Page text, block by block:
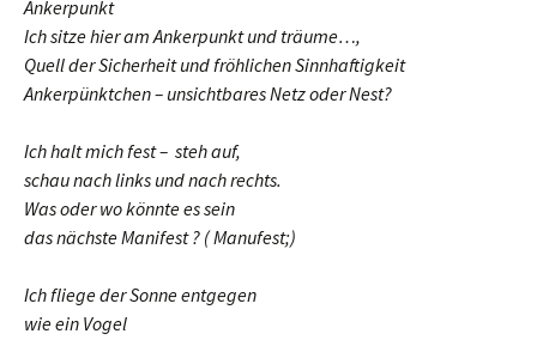
Ankerpunkt
Ich sitze hier am Ankerpunkt und träume…,
Quell der Sicherheit und fröhlichen Sinnhaftigkeit
Ankerpünktchen – unsichtbares Netz oder Nest?
Ich halt mich fest – steh auf,
schau nach links und nach rechts.
Was oder wo könnte es sein
das nächste Manifest ? ( Manufest;)
Ich fliege der Sonne entgegen
wie ein Vogel